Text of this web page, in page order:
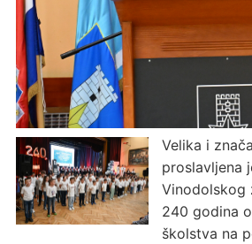
Velika i
proslavljena
Vinodolskog
240 godina
školstva na